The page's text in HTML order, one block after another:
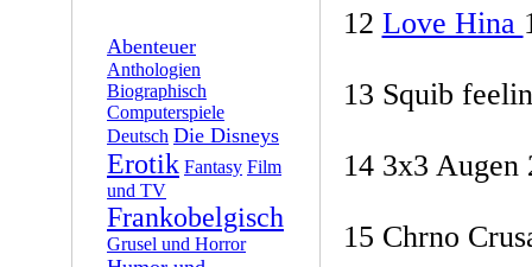
Abenteuer
Anthologien
Biographisch
Computerspiele
Deutsch Die Disneys
Erotik Fantasy Film
und TV
Frankobelgisch
Grusel und Horror
12 Love Hina
13 Squib
14 3x3 Augen
15 Chrno